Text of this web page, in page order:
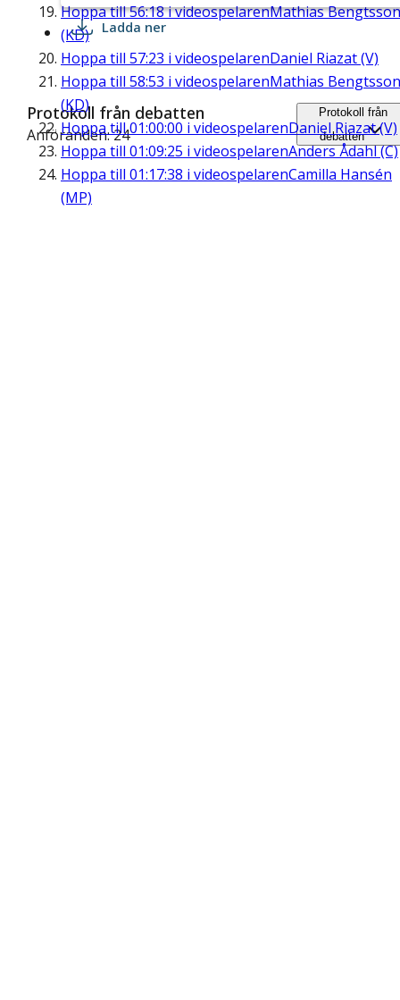
Hoppa till56:18i videospelarenMathias Bengtsson
(KD)
Hoppa till 57:23 i videospelarenDaniel Riazat (V)
Hoppa till 58:53 i videospelarenMathias Bengtsson
(KD)
Hoppa till01:00:00 i videospelarenDaniel Riazat (V)
Hoppa till 01:09:25 i videospelarenAnders Ådahl (C)
Hoppa till 01:17:38 i videospelarenCamilla Hansén
(MP)
Ladda ner
Protokoll från debatten
Anföranden: 24
Protokoll från
debatten